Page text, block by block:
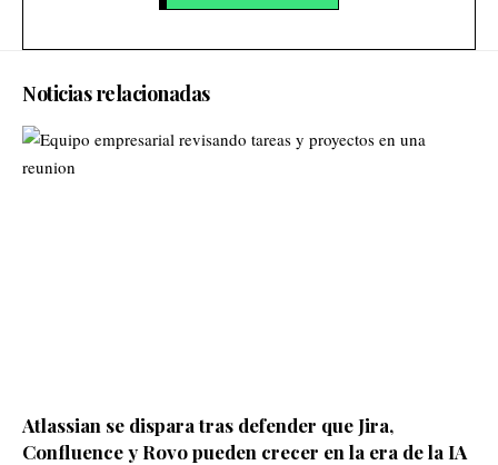
Noticias relacionadas
Atlassian se dispara tras defender que Jira,
Confluence y Rovo pueden crecer en la era de la IA